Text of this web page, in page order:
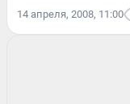
14 апреля, 2008, 11:00